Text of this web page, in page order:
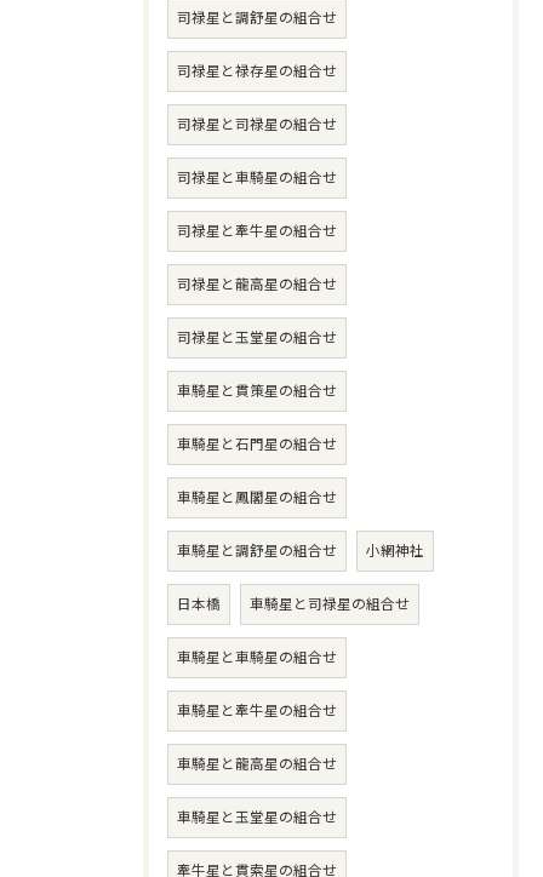
司禄星と調舒星の組合せ
司禄星と禄存星の組合せ
司禄星と司禄星の組合せ
司禄星と車騎星の組合せ
司禄星と牽牛星の組合せ
司禄星と龍高星の組合せ
司禄星と玉堂星の組合せ
車騎星と貫策星の組合せ
車騎星と石門星の組合せ
車騎星と鳳閣星の組合せ
車騎星と調舒星の組合せ 小網神社
日本橋 車騎星と司禄星の組合せ
車騎星と車騎星の組合せ
車騎星と牽牛星の組合せ
車騎星と龍高星の組合せ
車騎星と玉堂星の組合せ
牽牛星と貫索星の組合せ